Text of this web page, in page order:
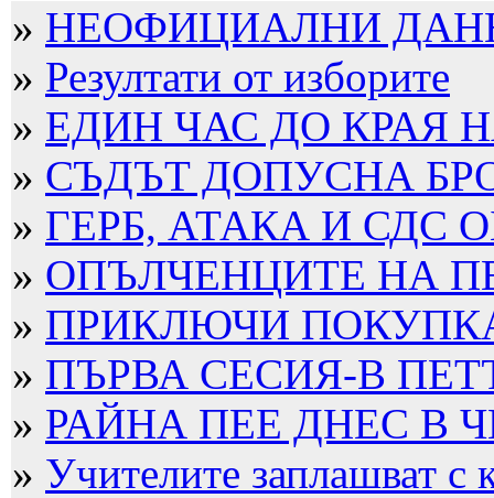
» НЕОФИЦИАЛНИ
» Резултати от изборите
» ЕДИН ЧАС ДО КРАЯ
» СЪДЪТ ДОПУСНА
» ГЕРБ, АТАКА И СДС
» ОПЪЛЧЕНЦИТЕ НА
» ПРИКЛЮЧИ
» ПЪРВА СЕСИЯ-В
» РАЙНА ПЕЕ ДНЕС В
» Учителите заплашват с